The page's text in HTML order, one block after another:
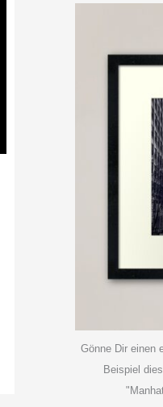
Gönne Dir einen
Beispiel